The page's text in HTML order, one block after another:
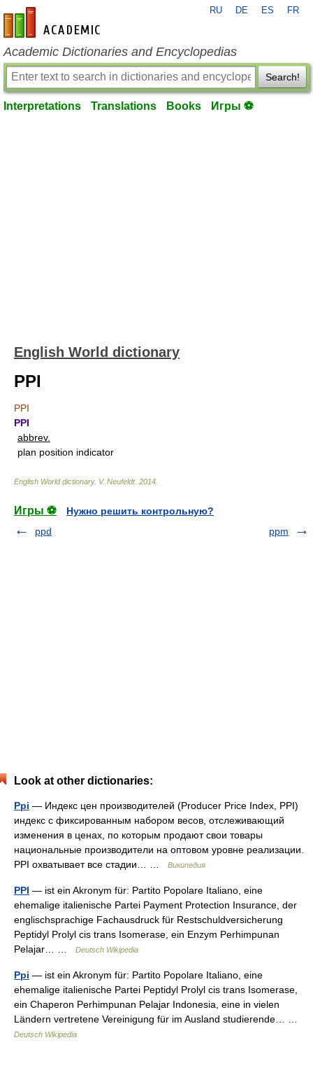
en-academic.com
RU DE ES FR
Academic Dictionaries and Encyclopedias
Search!
Interpretations Translations Books Игры ⚽
English World dictionary
PPI
PPI
PPI
abbrev.
plan position indicator
English World dictionary. V. Neufeldt. 2014
Игры ⚽
Нужно решить контрольную?
ppd
ppm
Look at other dictionaries:
Ppi — Индекс цен производителей (Producer Price Index, PPI)
индекс с фиксированным набором весов, отслеживающий
изменения в ценах, по которым продают свои товары
национальные производители на оптовом уровне реализации.
PPI охватывает все стадии… …
Википедия
PPI — ist ein Akronym für: Partito Popolare Italiano, eine
ehemalige italienische Partei Payment Protection Insurance, der
englischsprachige Fachausdruck für Restschuldversicherung
Peptidyl Prolyl cis trans Isomerase, ein Enzym Perhimpunan
Pelajar… …
Deutsch Wikipedia
Ppi — ist ein Akronym für: Partito Popolare Italiano, eine
ehemalige italienische Partei Peptidyl Prolyl cis trans Isomerase,
ein Chaperon Perhimpunan Pelajar Indonesia, eine in vielen
Ländern vertretene Vereinigung für im Ausland studierende… …
Deutsch Wikipedia